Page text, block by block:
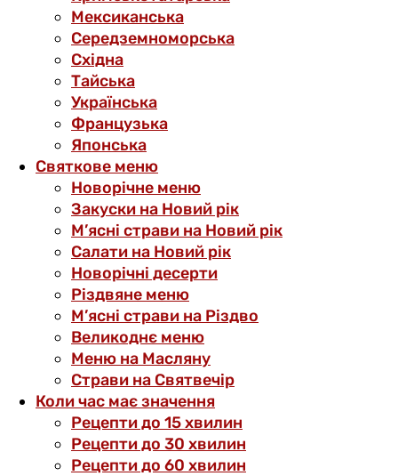
Мексиканська
Середземноморська
Східна
Тайська
Українська
Французька
Японська
Святкове меню
Новорічне меню
Закуски на Новий рік
М’ясні страви на Новий рік
Салати на Новий рік
Новорічні десерти
Різдвяне меню
М’ясні страви на Різдво
Великоднє меню
Меню на Масляну
Страви на Святвечір
Коли час має значення
Рецепти до 15 хвилин
Рецепти до 30 хвилин
Рецепти до 60 хвилин